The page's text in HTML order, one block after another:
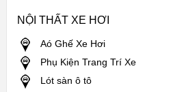
NỘI THẤT XE HƠI
Aó Ghế Xe Hơi
Phụ Kiện Trang Trí Xe
Lót sàn ô tô